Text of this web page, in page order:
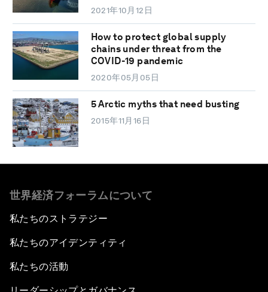
2021年10月12日
How to protect global supply
chains under threat from the
COVID-19 pandemic
2020年05月05日
5 Arctic myths that need busting
2015年11月16日
世界経済フォーラムについて
私たちのストラテジー
私たちのアイデンティティ
私たちの活動